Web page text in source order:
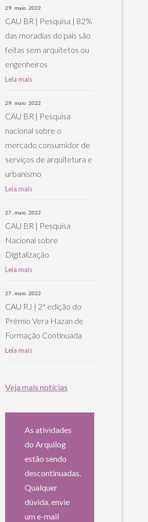
29 . maio . 2022
CAU BR | Pesquisa | 82%
das moradias do país são
feitas sem arquitetos ou
engenheiros
Leia mais
29 . maio . 2022
CAU BR | Pesquisa
nacional sobre o
mercado consumidor de
serviços de arquitetura e
urbanismo
Leia mais
27 . maio . 2022
CAU BR | Pesquisa
Nacional sobre
Digitalização
Leia mais
27 . maio . 2022
CAU RJ | 2ª edição do
Prêmio Vera Hazan de
Formação Continuada
Leia mais
Veja mais notícias
As atividades
do Arquilog
estão sendo
descontinuadas.
Qualquer
dúvida, envie
um e-mail